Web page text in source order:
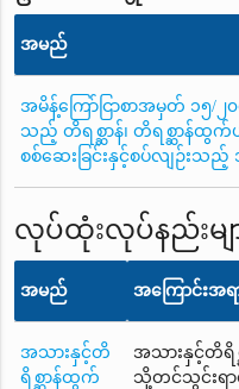
အမည်
အမိန့်ကြော်ငြာစာအမှတ် ၁၅/
သည့် တိရစ္ဆာန်၊ တိရစ္ဆာန်ထွက်
စစ်ဆေးခြင်းနှင့်စပ်လျဉ်းသည့်
လုပ်ထုံးလုပ်နည်းမျ
အမည် အကြောင်းအရ
အသားနှင့်တိ
ရိစ္ဆာန်ထွက်
အသားနှင့်တိရိစ္
သို့တင်သွင်းရ